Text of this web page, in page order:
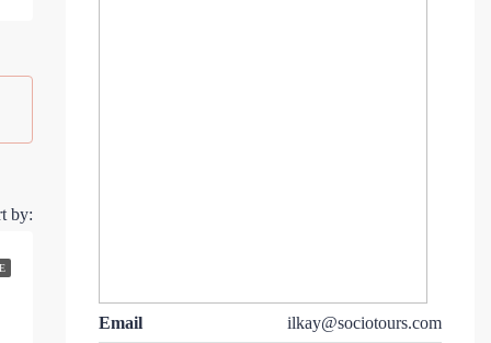
by:
Email ilkay@sociotours.com